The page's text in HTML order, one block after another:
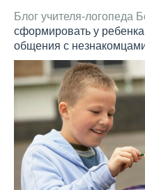
Блог учителя-логопеда
сформировать у
общения с